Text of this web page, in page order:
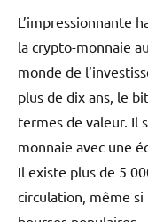
L’impressionnante
la crypto-monnaie
monde de
plus de dix ans, le
termes de valeur. Il
monnaie avec une
Il existe plus de 5
circulation, même si